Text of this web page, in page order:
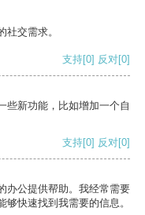
交需求。
支持[0] 反对[0]
些新功能，比如增加一个自
支持[0] 反对[0]
办公提供帮助。我经常需要
快速找到我需要的信息。